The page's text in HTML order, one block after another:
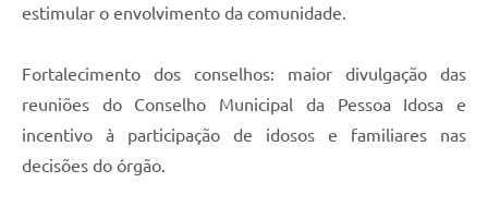
estimular o envolvimento da comunidade.
Fortalecimento dos conselhos: maior divulgação das
reuniões do Conselho Municipal da Pessoa Idosa e
incentivo à participação de idosos e familiares nas
decisões do órgão.